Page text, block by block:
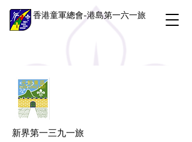
香港童軍總會-港島第一六一旅
新界第一三九一旅